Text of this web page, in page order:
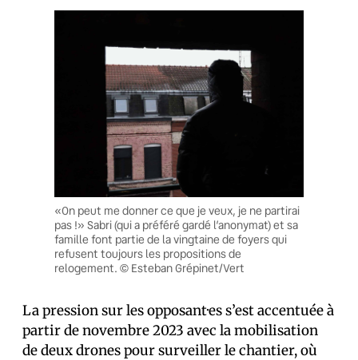
«On peut me donner ce que je veux, je ne partirai
pas !» Sabri (qui a préféré gardé l’anonymat) et sa
famille font partie de la vingtaine de foyers qui
refusent toujours les propositions de
relogement. © Esteban Grépinet/Vert
La pression sur les opposant·es s’est accentuée à
partir de novembre 2023 avec la mobilisation
de deux drones pour surveiller le chantier, où